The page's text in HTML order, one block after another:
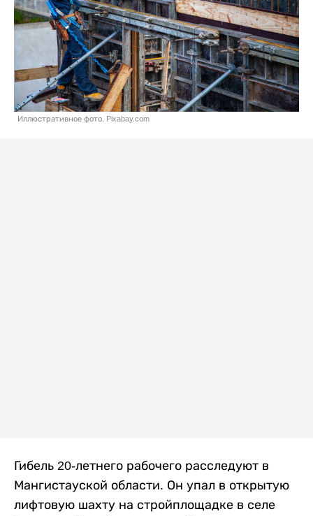
Иллюстративное фото. Pixabay.com
Гибель 20-летнего рабочего расследуют в
Мангистауской области. Он упал в открытую
лифтовую шахту на стройплощадке в селе